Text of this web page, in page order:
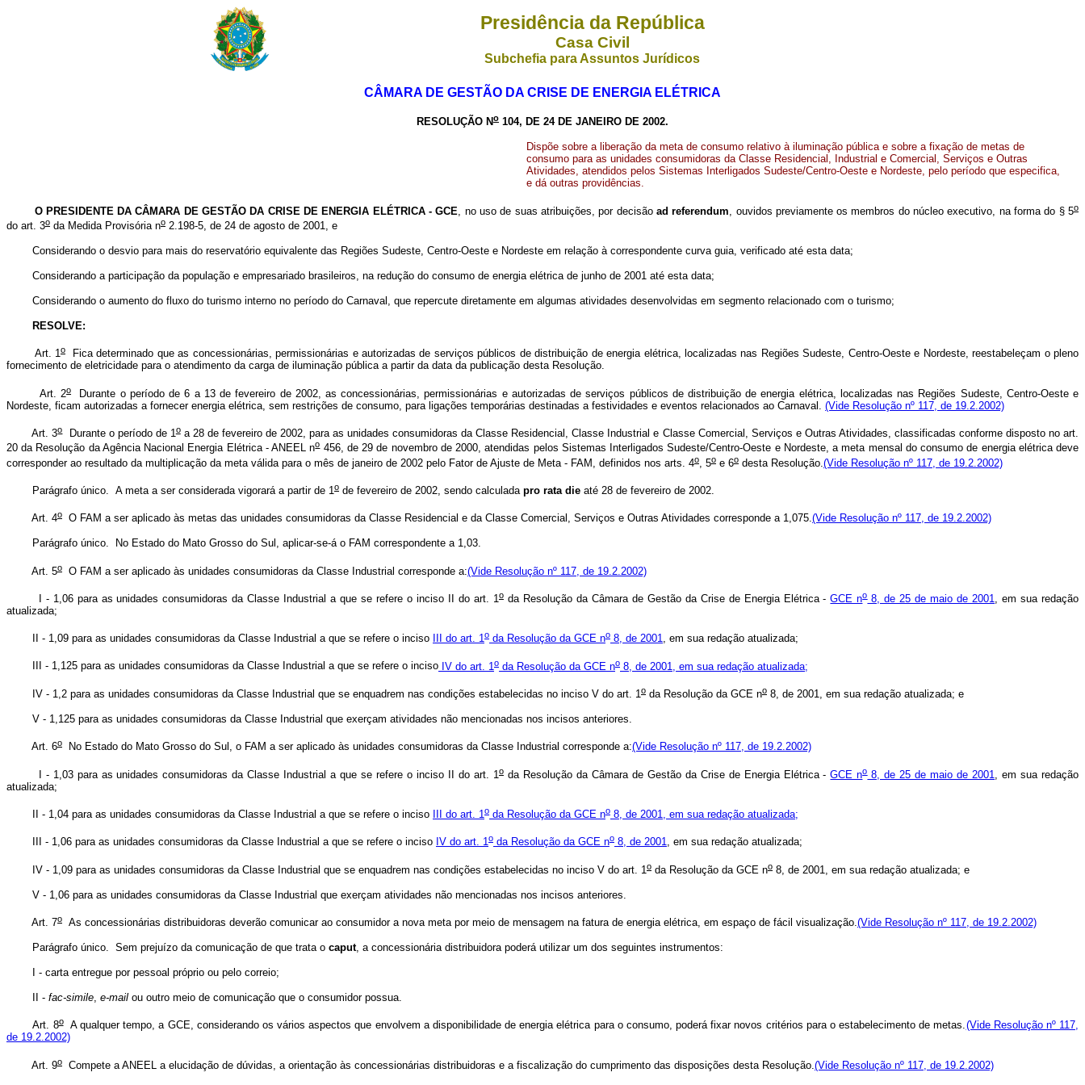
Presidência da República
Casa Civil
Subchefia para Assuntos Jurídicos
CÂMARA DE GESTÃO DA CRISE DE ENERGIA ELÉTRICA
RESOLUÇÃO No 104, DE 24 DE JANEIRO DE 2002.
Dispõe sobre a liberação da meta de consumo relativo à iluminação pública e sobre a fixação de metas de
consumo para as unidades consumidoras da Classe Residencial, Industrial e Comercial, Serviços e Outras
Atividades, atendidos pelos Sistemas Interligados Sudeste/Centro-Oeste e Nordeste, pelo período que especifica,
e dá outras providências.
O PRESIDENTE DA CÂMARA DE GESTÃO DA CRISE DE ENERGIA ELÉTRICA - GCE , no uso de suas atribuições, por decisão ad referendum , ouvidos previamente os membros do núcleo executivo, na forma do § 5o
do art. 3o da Medida Provisória no 2.198-5, de 24 de agosto de 2001, e
Considerando o desvio para mais do reservatório equivalente das Regiões Sudeste, Centro-Oeste e Nordeste em relação à correspondente curva guia, verificado até esta data;
Considerando a participação da população e empresariado brasileiros, na redução do consumo de energia elétrica de junho de 2001 até esta data;
Considerando o aumento do fluxo do turismo interno no período do Carnaval, que repercute diretamente em algumas atividades desenvolvidas em segmento relacionado com o turismo;
RESOLVE:
Art. 1o
Fica determinado que as concessionárias, permissionárias e autorizadas de serviços públicos de distribuição de energia elétrica, localizadas nas Regiões Sudeste, Centro-Oeste e Nordeste, reestabeleçam o pleno
fornecimento de eletricidade para o atendimento da carga de iluminação pública a partir da data da publicação desta Resolução.
Art. 2o
Durante o período de 6 a 13 de fevereiro de 2002, as concessionárias, permissionárias e autorizadas de serviços públicos de distribuição de energia elétrica, localizadas nas Regiões Sudeste, Centro-Oeste e
Nordeste, ficam autorizadas a fornecer energia elétrica, sem restrições de consumo, para ligações temporárias destinadas a festividades e eventos relacionados ao Carnaval. (Vide Resolução nº 117, de 19.2.2002)
Art. 3oDurante o período de 1oa 28 de fevereiro de 2002, para as unidades consumidoras da Classe Residencial, Classe Industrial e Classe Comercial, Serviços e Outras Atividades, classificadas conforme disposto no art.
20 da Resolução da Agência Nacional Energia Elétrica - ANEEL no456, de 29 de novembro de 2000, atendidas pelos Sistemas Interligados Sudeste/Centro-Oeste e Nordeste, a meta mensal do consumo de energia elétrica deve
corresponder ao resultado da multiplicação da meta válida para o mês de janeiro de 2002 pelo Fator de Ajuste de Meta - FAM, definidos nos arts. 4o , 5o e 6o desta Resolução. (Vide Resolução nº 117, de 19.2.2002)
Parágrafo único. A meta a ser considerada vigorará a partir de 1o de fevereiro de 2002, sendo calculada pro rata die até 28 de fevereiro de 2002.
Art. 4o O FAM a ser aplicado às metas das unidades consumidoras da Classe Residencial e da Classe Comercial, Serviços e Outras Atividades corresponde a 1,075.(Vide Resolução nº 117, de 19.2.2002)
Parágrafo único. No Estado do Mato Grosso do Sul, aplicar-se-á o FAM correspondente a 1,03.
Art. 5o O FAM a ser aplicado às unidades consumidoras da Classe Industrial corresponde a:(Vide Resolução nº 117, de 19.2.2002)
I - 1,06 para as unidades consumidoras da Classe Industrial a que se refere o inciso II do art. 1oda Resolução da Câmara de Gestão da Crise de Energia Elétrica -GCE no8, de 25 de maio de 2001, em sua redação
atualizada;
II - 1,09 para as unidades consumidoras da Classe Industrial a que se refere o inciso III do art. 1o da Resolução da GCE no 8, de 2001, em sua redação atualizada;
III - 1,125 para as unidades consumidoras da Classe Industrial a que se refere o inciso IV do art. 1o da Resolução da GCE no 8, de 2001, em sua redação atualizada;
IV - 1,2 para as unidades consumidoras da Classe Industrial que se enquadrem nas condições estabelecidas no inciso V do art. 1o da Resolução da GCE no 8, de 2001, em sua redação atualizada; e
V - 1,125 para as unidades consumidoras da Classe Industrial que exerçam atividades não mencionadas nos incisos anteriores.
Art. 6o No Estado do Mato Grosso do Sul, o FAM a ser aplicado às unidades consumidoras da Classe Industrial corresponde a:(Vide Resolução nº 117, de 19.2.2002)
I - 1,03 para as unidades consumidoras da Classe Industrial a que se refere o inciso II do art. 1oda Resolução da Câmara de Gestão da Crise de Energia Elétrica -GCE no8, de 25 de maio de 2001
, em sua redação
atualizada;
II - 1,04 para as unidades consumidoras da Classe Industrial a que se refere o inciso III do art. 1o da Resolução da GCE no 8, de 2001, em sua redação atualizada;
III - 1,06 para as unidades consumidoras da Classe Industrial a que se refere o inciso IV do art. 1o da Resolução da GCE no 8, de 2001, em sua redação atualizada;
IV - 1,09 para as unidades consumidoras da Classe Industrial que se enquadrem nas condições estabelecidas no inciso V do art. 1o da Resolução da GCE no 8, de 2001, em sua redação atualizada; e
V - 1,06 para as unidades consumidoras da Classe Industrial que exerçam atividades não mencionadas nos incisos anteriores.
Art. 7o As concessionárias distribuidoras deverão comunicar ao consumidor a nova meta por meio de mensagem na fatura de energia elétrica, em espaço de fácil visualização.(Vide Resolução nº 117, de 19.2.2002)
Parágrafo único. Sem prejuízo da comunicação de que trata o caput, a concessionária distribuidora poderá utilizar um dos seguintes instrumentos:
I - carta entregue por pessoal próprio ou pelo correio;
II - fac-simile, e-mail ou outro meio de comunicação que o consumidor possua.
Art. 8oA qualquer tempo, a GCE, considerando os vários aspectos que envolvem a disponibilidade de energia elétrica para o consumo, poderá fixar novos critérios para o estabelecimento de metas.(Vide Resolução nº 117,
de 19.2.2002)
Art. 9o Compete a ANEEL a elucidação de dúvidas, a orientação às concessionárias distribuidoras e a fiscalização do cumprimento das disposições desta Resolução. (Vide Resolução nº 117, de 19.2.2002)